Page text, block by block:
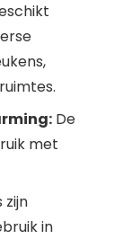
De
met
zijn
in